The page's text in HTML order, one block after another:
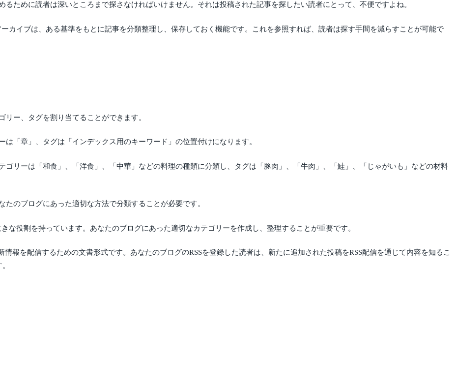
ために読者は深いところまで探さなければいけません。それは投稿された記事を探したい読者にとって、不便ですよね。
カイブは、ある基準をもとに記事を分類整理し、保存しておく機能です。これを参照すれば、読者は探す手間を減らすことが可能で
ー、タグを割り当てることができます。
「章」、タグは「インデックス用のキーワード」の位置付けになります。
リーは「和食」、「洋食」、「中華」などの料理の種類に分類し、タグは「豚肉」、「牛肉」、「鮭」、「じゃがいも」などの材料
のブログにあった適切な方法で分類することが必要です。
な役割を持っています。あなたのブログにあった適切なカテゴリーを作成し、整理することが重要です。
情報を配信するための文書形式です。あなたのブログのRSSを登録した読者は、新たに追加された投稿をRSS配信を通じて内容を知るこ